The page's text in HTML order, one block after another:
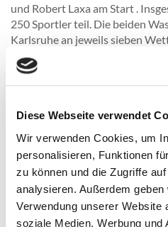
Diese Webseite verwendet
Wir verwenden Cookies, um
personalisieren, Funktionen
zu können und die Zugriffe
analysieren. Außerdem
Verwendung unserer Website
soziale Medien, Werbung und
und Robert Laxa am Start .
250 Sportler teil. Die beiden
Karlsruhe an jeweils sieben
Synchron Wettbewerbe. An
begannen die beiden unter
Cilia Ochmann sehr gut und
der Goldmedaille und Robert
Cilia, dass du dabei warst ! Am
Manu und Robert in einer sehr
Meter Brett 6. Mit einem etwas
wäre hier sogar eine Medaille
Im zweiten Wettbewerb ging es
Parade Disziplinen der beiden .